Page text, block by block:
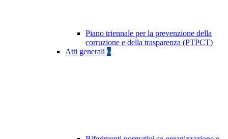
Piano triennale per la prevenzione della
corruzione e della trasparenza (PTPCT)
Atti generali 6